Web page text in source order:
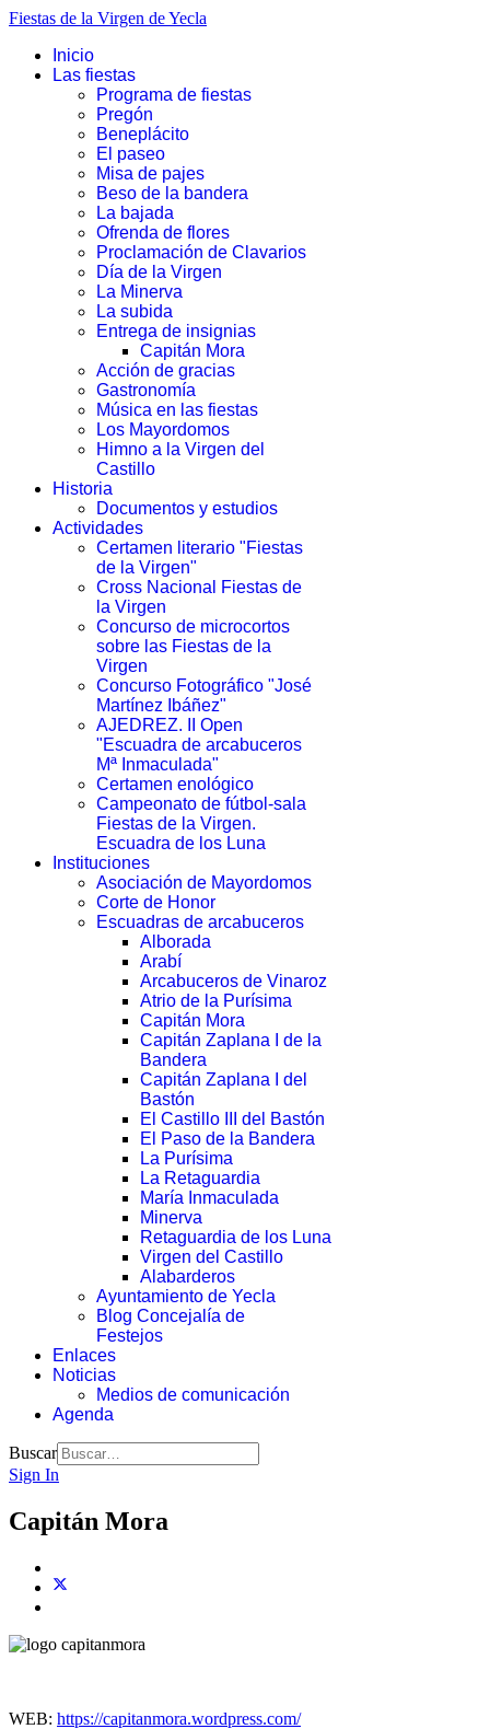
Fiestas de la Virgen de Yecla
Inicio
Las fiestas
Programa de fiestas
Pregón
Beneplácito
El paseo
Misa de pajes
Beso de la bandera
La bajada
Ofrenda de flores
Proclamación de Clavarios
Día de la Virgen
La Minerva
La subida
Entrega de insignias
Capitán Mora
Acción de gracias
Gastronomía
Música en las fiestas
Los Mayordomos
Himno a la Virgen del
Castillo
Historia
Documentos y estudios
Actividades
Certamen literario "Fiestas
de la Virgen"
Cross Nacional Fiestas de
la Virgen
Concurso de microcortos
sobre las Fiestas de la
Virgen
Concurso Fotográfico "José
Martínez Ibáñez"
AJEDREZ. II Open
"Escuadra de arcabuceros
Mª Inmaculada"
Certamen enológico
Campeonato de fútbol-sala
Fiestas de la Virgen.
Escuadra de los Luna
Instituciones
Asociación de Mayordomos
Corte de Honor
Escuadras de arcabuceros
Alborada
Arabí
Arcabuceros de Vinaroz
Atrio de la Purísima
Capitán Mora
Capitán Zaplana I de la
Bandera
Capitán Zaplana I del
Bastón
El Castillo III del Bastón
El Paso de la Bandera
La Purísima
La Retaguardia
María Inmaculada
Minerva
Retaguardia de los Luna
Virgen del Castillo
Alabarderos
Ayuntamiento de Yecla
Blog Concejalía de
Festejos
Enlaces
Noticias
Medios de comunicación
Agenda
Buscar
Sign In
Capitán Mora
WEB: https://capitanmora.wordpress.com/